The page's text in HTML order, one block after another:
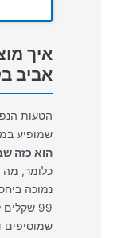
איך
אביב
הטעות
שמופיע
הוא כזה
כלומר,
נמוכה
שמוסיפים